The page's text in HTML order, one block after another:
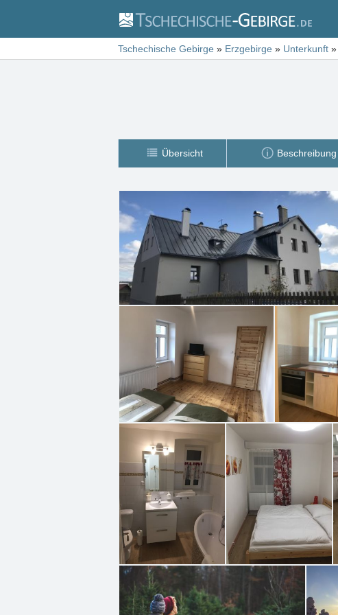
Tschechische Gebirge » Erzgebirge » Unterkunft »
Übersicht Beschreibung